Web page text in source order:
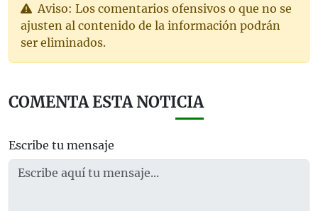
Aviso: Los comentarios ofensivos o que no se
ajusten al contenido de la información podrán
ser eliminados.
COMENTA ESTA NOTICIA
Escribe tu mensaje